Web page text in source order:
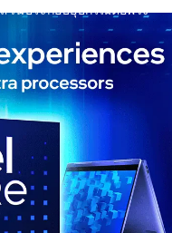
วนประกอบอุปกรณ์ต่อพ่วง